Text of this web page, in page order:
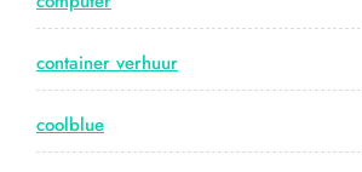
container verhuur
coolblue